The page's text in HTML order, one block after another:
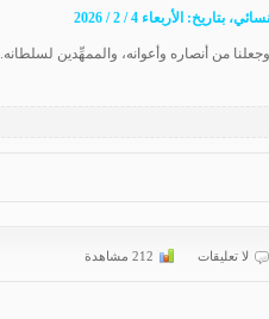
الأربعاء 4 / 2 / 2026
من أنصاره وأعوانه، والممهِّدين لسلطانه.
لا تعليقات 212 مشاهدة